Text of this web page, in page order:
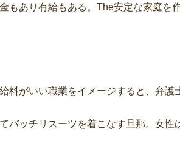
もあり有給もある。The安定な家庭を
料がいい職業をイメージすると、弁護
バッチリスーツを着こなす旦那。女性